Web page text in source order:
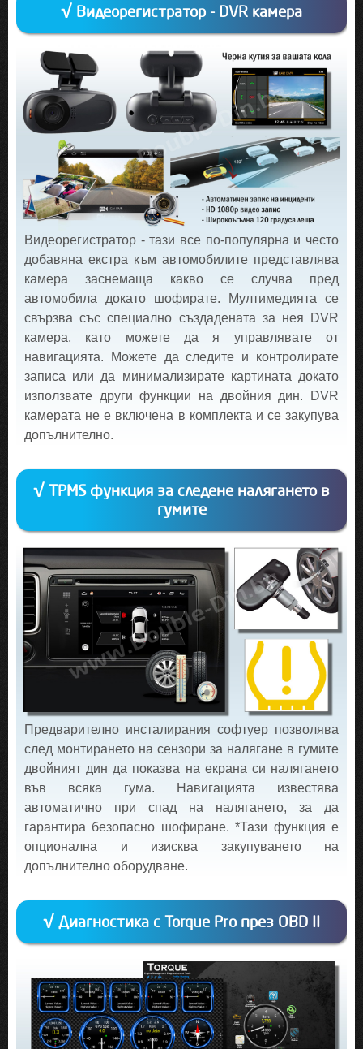
√ Видеорегистратор - DVR камера
Видеорегистратор - тази все по-популярна и често
добавяна екстра към автомобилите представлява
камера заснемаща какво се случва пред
автомобила докато шофирате. Мултимедията се
свързва със специално създадената за нея DVR
камера, като можете да я управлявате от
навигацията. Можете да следите и контролирате
записа или да минимализирате картината докато
използвате други функции на двойния дин. DVR
камерата не е включена в комплекта и се закупува
допълнително.
√ TPMS функция за следене налягането в
гумите
Предварително инсталирания софтуер позволява
след монтирането на сензори за налягане в гумите
двойният дин да показва на екрана си налягането
във всяка гума. Навигацията известява
автоматично при спад на налягането, за да
гарантира безопасно шофиране. *Тази функция е
опционална и изисква закупуването на
допълнително оборудване.
√ Диагностика с Torque Pro през OBD II